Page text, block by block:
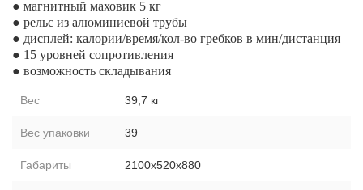
● магнитный маховик 5 кг
● рельс из алюминиевой трубы
● дисплей: калории/время/кол-во гребков в мин/дистанция
● 15 уровней сопротивления
● возможность складывания
Вес 39,7 кг
Вес упаковки 39
Габариты 2100х520х880